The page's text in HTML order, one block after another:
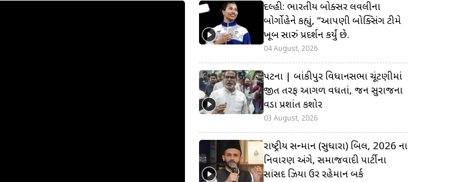
દિલ્હી: ભારતીય બોક્સર લવલીના
બોર્ગોહેને કહ્યું, “આપણી બોક્સિંગ ટીમે
ખૂબ સારું પ્રદર્શન કર્યું છે.
04 August, 2026
પટના | બાંકીપુર વિધાનસભા ચૂંટણીમાં
જીત તરફ આગળ વધતાં, જન સુરાજના
વડા પ્રશાંત કિશોર
03 August, 2026
રાષ્ટ્રીય સન્માન (સુધારા) બિલ, 2026 ના
નિવારણ અંગે, સમાજવાદી પાર્ટીના
સાંસદ ઝિયા ઉર રહેમાન બર્ક